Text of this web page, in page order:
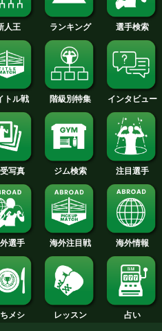
介の試合結果
マス料理動画
新人王 ランキング
タイトル戦 階級別特集